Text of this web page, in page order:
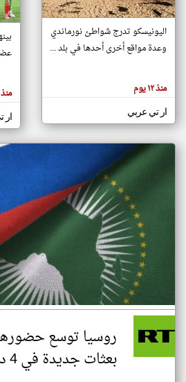
اخبار جزر
أهم اخبار
هنا عن
وجهة
كاتبيها.
اليونيسكو تدرج شواطئ نورماندي
وعدة مواقع أخرى أحدها في بلد ...
منذ ١٢ يوم
ار تي عربي
منذ ٢٧
ار
روسيا توسع
بعثات جديدة في 4 دول أفريقية